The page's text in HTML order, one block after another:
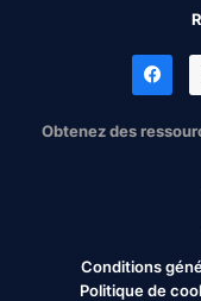
Obtenez des
Conditions
Politique de